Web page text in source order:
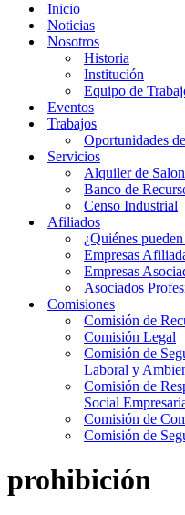
Inicio
Noticias
Nosotros
Historia
Institución
Equipo de
Eventos
Trabajos
Oportunidades
Servicios
Alquiler de
Banco de
Censo Industrial
Afiliados
¿Quiénes
Empresas
Empresas
Asociados
Comisiones
Comisión de
Comisión Legal
Comisión de
Laboral y
Comisión de
Social
Comisión de
Comisión de
prohibición